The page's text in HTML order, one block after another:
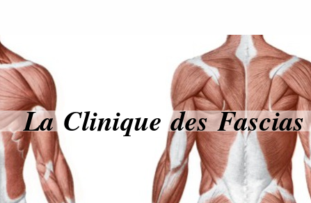
La Clinique des Fascias